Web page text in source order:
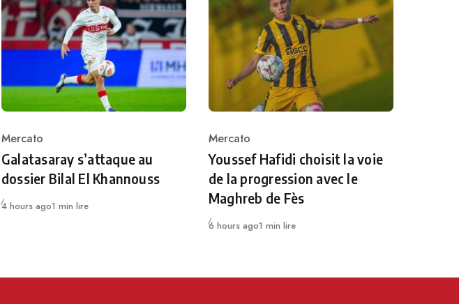
Category
Mercato
Galatasaray s’attaque au
dossier Bilal El Khannouss
Publié
4 hours ago1 min lire
Category
Mercato
Youssef Hafidi choisit la voie
de la progression avec le
Maghreb de Fès
Publié
6 hours ago1 min lire